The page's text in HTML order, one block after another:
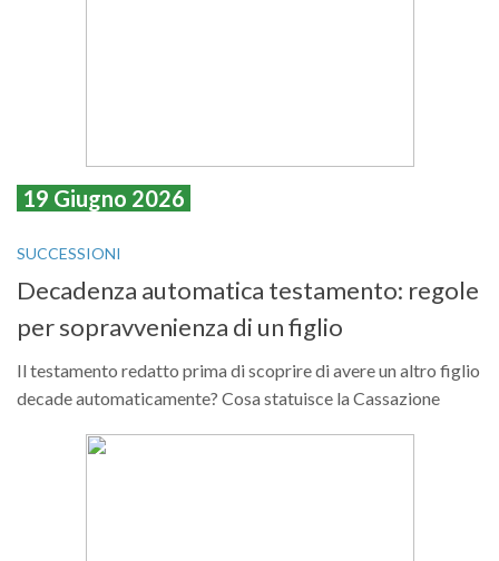
19 Giugno 2026
SUCCESSIONI
Decadenza automatica testamento: regole
per sopravvenienza di un figlio
Il testamento redatto prima di scoprire di avere un altro figlio
decade automaticamente? Cosa statuisce la Cassazione